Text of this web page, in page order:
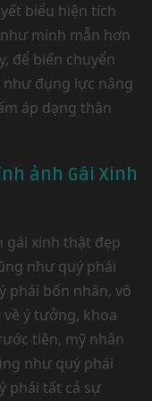
biểu hiện tích
minh mẫn hơn
để biến chuyển
đụng lực nâng
áp dạng thân
ảnh Gái Xinh
gái xinh thật đẹp
như quý phái
phái bốn nhân, vô
ý tưởng, khoa
tiên, mỹ nhân
như quý phái
phái tất cả sự